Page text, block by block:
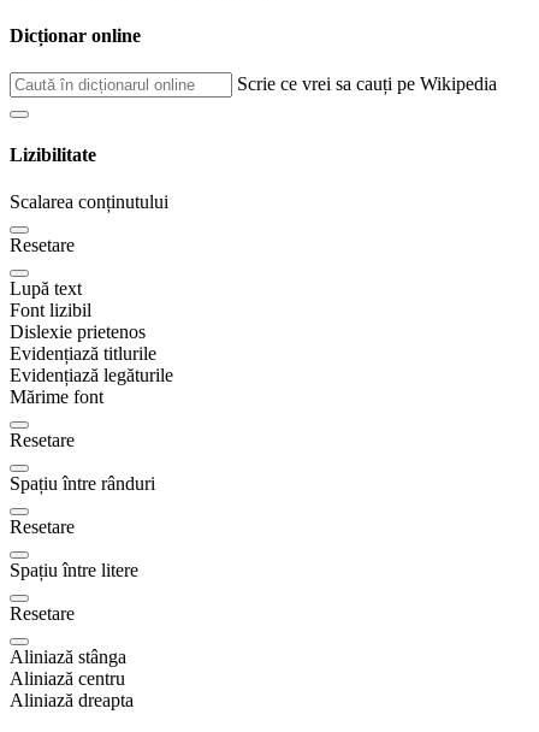
Dicționar online
Scrie ce vrei sa cauți pe Wikipedia
Lizibilitate
Scalarea conținutului
Resetare
Lupă text
Font lizibil
Dislexie prietenos
Evidențiază titlurile
Evidențiază legăturile
Mărime font
Resetare
Spațiu între rânduri
Resetare
Spațiu între litere
Resetare
Aliniază stânga
Aliniază centru
Aliniază dreapta